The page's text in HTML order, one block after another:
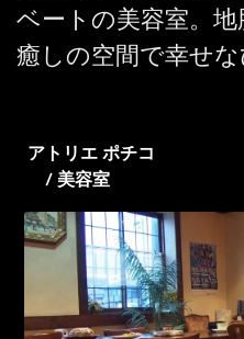
ベートの美容室。
癒しの空間で幸せな
アトリエ ポチコ
/ 美容室